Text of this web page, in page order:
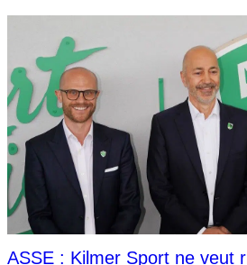
ASSE : Kilmer Sport ne veut